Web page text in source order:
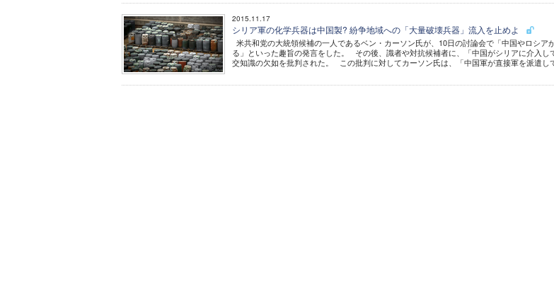
2015.11.17
シリア軍の化学兵器は中国製? 紛争地域への「大量破壊兵器」流入を止めよ
米共和党の大統領候補の一人であるベン・カーソン氏が、10日の討論会で「中国やロシア
る」といった趣旨の発言をした。 その後、識者や対抗候補者に、「中国がシリアに介入し
交知識の欠如を批判された。 この批判に対してカーソン氏は、「中国軍が直接軍を派遣し